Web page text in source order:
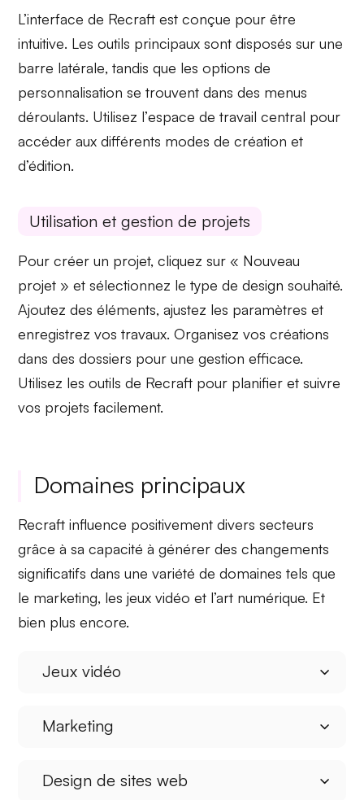
L’interface de Recraft est conçue pour être
intuitive. Les outils principaux sont disposés sur une
barre latérale, tandis que les options de
personnalisation se trouvent dans des menus
déroulants. Utilisez l’espace de travail central pour
accéder aux différents modes de création et
d’édition.
Utilisation et gestion de projets
Pour créer un projet, cliquez sur « Nouveau
projet » et sélectionnez le type de design souhaité.
Ajoutez des éléments, ajustez les paramètres et
enregistrez vos travaux. Organisez vos créations
dans desdossiers pour une gestion efficace.
Utilisez les outils de Recraft pour planifier et suivre
vos projets facilement.
Domaines principaux
Recraftinfluence positivement divers secteurs
grâce à sa capacité à générer deschangements
significatifs dans une variété de domaines tels que
le marketing, les jeux vidéo et l’art numérique. Et
bien plus encore.
Jeux vidéo
Marketing
Design de sites web